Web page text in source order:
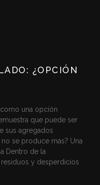
¿OPCIÓN
una opción
que puede ser
sus agregados
se produce más? Una
Dentro de la
y desperdicios